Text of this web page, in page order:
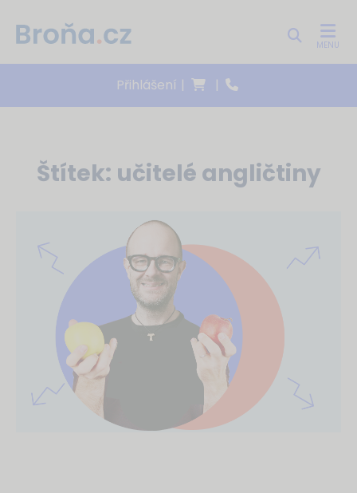
MENU
Přihlášení | |
Štítek: učitelé angličtiny